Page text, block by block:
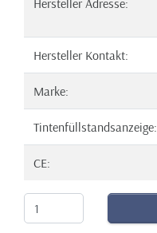
Hersteller Kontakt:
Marke:
Tintenfüllstandsanzeige:
CE: